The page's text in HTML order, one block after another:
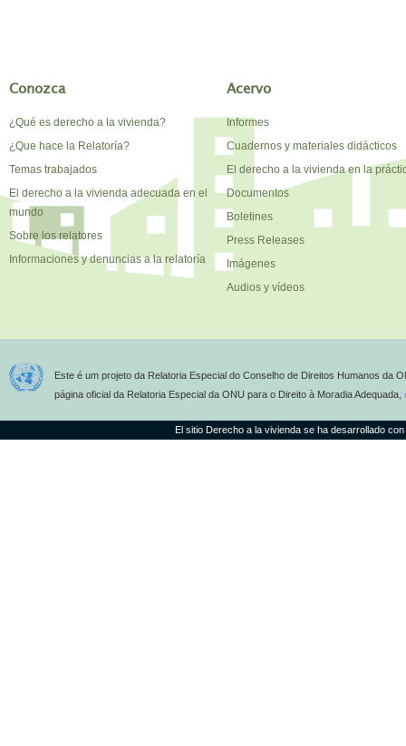
Conozca
¿Qué es derecho a la vivienda?
¿Que hace la Relatoría?
Temas trabajados
El derecho a la vivienda adecuada en el
mundo
Sobre los relatores
Informaciones y denuncias a la relatoría
Acervo
Informes
Cuadernos y materiales didácticos
El derecho a la vivienda en la
Documentos
Boletines
Press Releases
Imágenes
Audios y vídeos
Este é um projeto da Relatoria Especial do Conselho de Direitos Humanos da
página oficial da Relatoria Especial da ONU para o Direito à Moradia Adequada,
El sitio Derecho a la vivienda se ha desarrollado